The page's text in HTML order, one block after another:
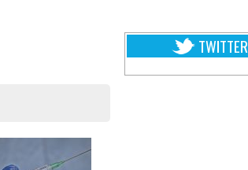
TWITTER